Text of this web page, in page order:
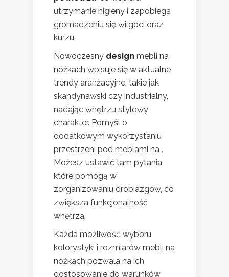
utrzymanie higieny i zapobiega
gromadzeniu się wilgoci oraz
kurzu.
Nowoczesny design mebli na
nóżkach wpisuje się w aktualne
trendy aranżacyjne, takie jak
skandynawski czy industrialny,
nadając wnętrzu stylowy
charakter. Pomyśl o
dodatkowym wykorzystaniu
przestrzeni pod meblami na .
Możesz ustawić tam pytania,
które pomogą w
zorganizowaniu drobiazgów, co
zwiększa funkcjonalność
wnętrza.
Każda możliwość wyboru
kolorystyki i rozmiarów mebli na
nóżkach pozwala na ich
dostosowanie do warunków